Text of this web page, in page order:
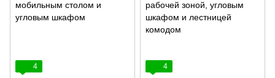
4 4